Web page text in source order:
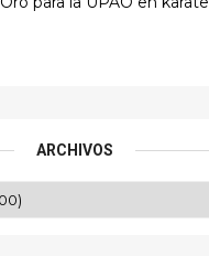
ARCHIVOS